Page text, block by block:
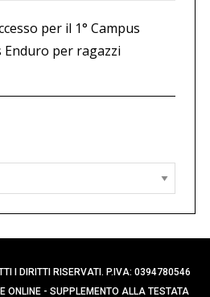
per il 1° Campus
per ragazzi
I DIRITTI RISERVATI. P.IVA: 0394780546
ONLINE - SUPPLEMENTO ALLA TESTATA